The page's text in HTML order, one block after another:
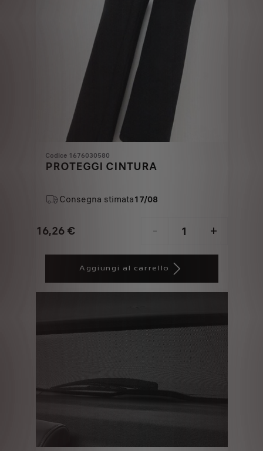
Codice 1676030580
PROTEGGI CINTURA
Consegna stimata17/08
16,26 €
Price
€
- +
Quantity
1
Aggiungi al carrello